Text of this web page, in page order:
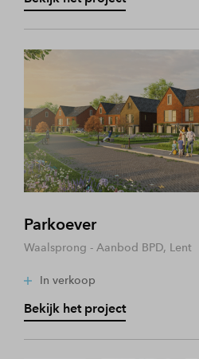
Parkoever
Waalsprong - Aanbod BPD, Lent
In verkoop
Bekijk het project